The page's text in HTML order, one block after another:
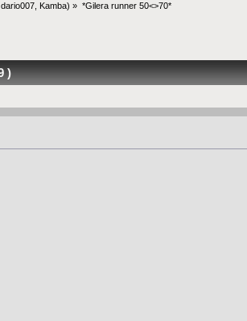
,dario007 Kamba) » *Gilera runner 50<>70*
)